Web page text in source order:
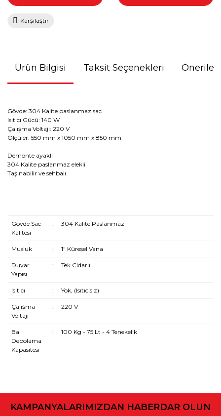
Karşılaştır
Ürün Bilgisi Taksit Seçenekleri
Gövde: 304 Kalite paslanmaz sac
Isıtıcı Gücü: 140 W
Çalışma Voltajı: 220 V
Ölçüler: 550 mm x 1050 mm x 850 mm
Demonte ayaklı
304 Kalite paslanmaz elekli
Taşınabilir ve sehbalı
Gövde Sac
Kalitesi
: 304 Kalite Paslanmaz
Musluk : 1" Küresel Vana
Duvar
Yapısı
: Tek Cidarlı
Isıtıcı : Yok, (Isıtıcısız)
Çalışma
Voltajı
: 220 V
Bal
Depolama
Kapasitesi
: 100 Kg - 75 Lt - 4 Tenekelik
konularda yetersiz gördüğünüz noktaları öneri formunu
Görüş ve önerileriniz için teşekkür ederiz.
KAMPANYALARIMIZDAN HABERDAR OLUN